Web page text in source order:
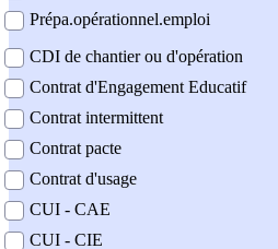
Prépa.opérationnel.emploi
CDI de chantier ou d'opération
Contrat d'Engagement Educatif
Contrat intermittent
Contrat pacte
Contrat d'usage
CUI - CAE
CUI - CIE